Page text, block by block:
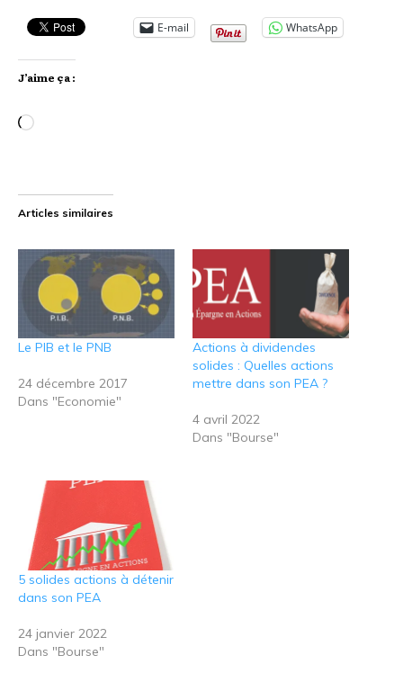
E-mail WhatsApp
J’aime ça :
Chargement…
Articles similaires
Le PIB et le PNB
24 décembre 2017
Dans "Economie"
Actions à dividendes
solides : Quelles actions
mettre dans son PEA ?
4 avril 2022
Dans "Bourse"
5 solides actions à détenir
dans son PEA
24 janvier 2022
Dans "Bourse"